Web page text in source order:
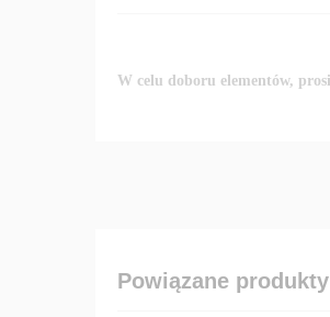
W celu doboru elementów,
Powiązane produkty